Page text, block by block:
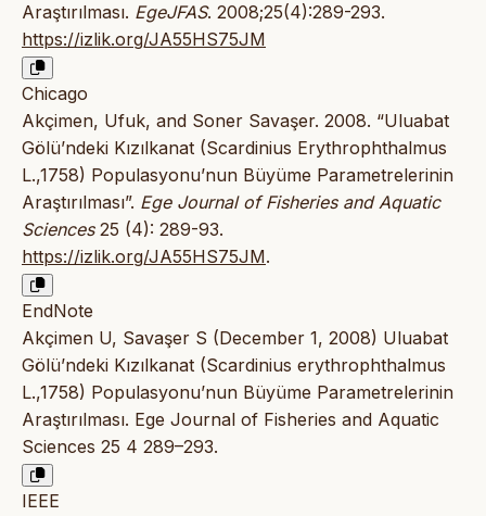
Araştırılması. EgeJFAS. 2008;25(4):289-293.
https://izlik.org/JA55HS75JM
Chicago
Akçimen, Ufuk, and Soner Savaşer. 2008. “Uluabat
Gölü’ndeki Kızılkanat (Scardinius Erythrophthalmus
L.,1758) Populasyonu’nun Büyüme Parametrelerinin
Araştırılması”. Ege Journal of Fisheries and Aquatic
Sciences25 (4): 289-93.
https://izlik.org/JA55HS75JM.
EndNote
Akçimen U, Savaşer S (December 1, 2008) Uluabat
Gölü’ndeki Kızılkanat (Scardinius erythrophthalmus
L.,1758) Populasyonu’nun Büyüme Parametrelerinin
Araştırılması. Ege Journal of Fisheries and Aquatic
Sciences 25 4 289–293.
IEEE